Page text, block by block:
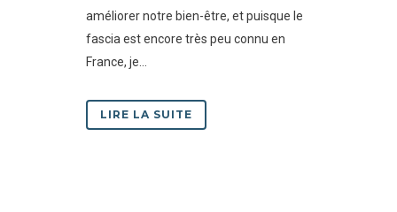
améliorer notre bien-être, et puisque le
fascia est encore très peu connu en
France, je...
LIRE LA SUITE